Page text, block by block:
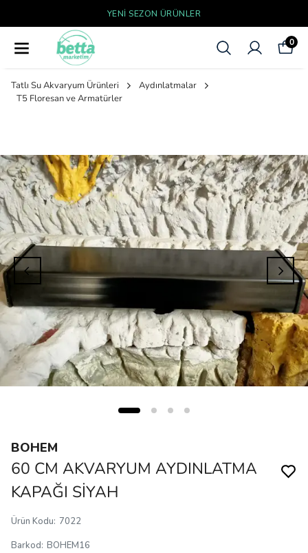
YENI SEZON ÜRÜNLER
0
Tatlı Su Akvaryum Ürünleri
Aydınlatmalar
T5 Floresan ve Armatürler
BOHEM
60 CM AKVARYUM AYDINLATMA
KAPAĞI SİYAH
Ürün Kodu: 7022
Barkod: BOHEM16